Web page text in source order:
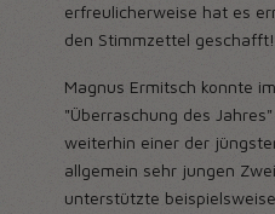
erfreulicherweise hat es
den Stimmzettel geschafft!
Magnus Ermitsch konnte
"Überraschung des
weiterhin einer der
allgemein sehr jungen
unterstützte